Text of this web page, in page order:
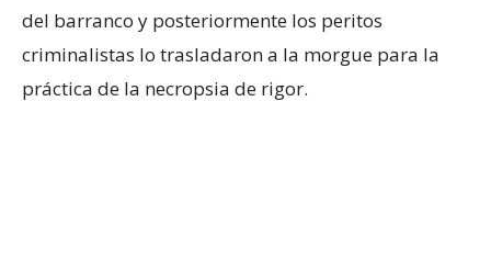
del barranco y posteriormente los peritos
criminalistas lo trasladaron a la morgue para la
práctica de la necropsia de rigor.